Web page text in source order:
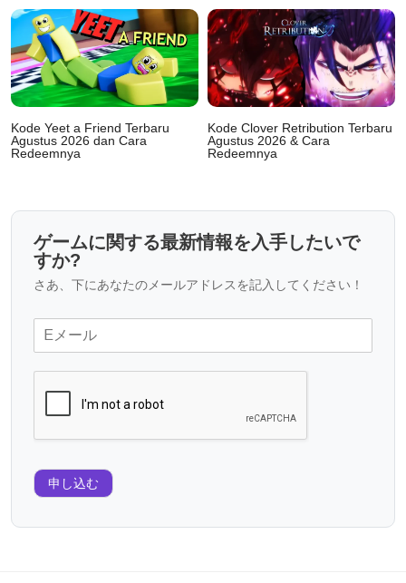
Kode Yeet a Friend Terbaru
Agustus 2026 dan Cara
Redeemnya
Kode Clover Retribution Terbaru
Agustus 2026 & Cara
Redeemnya
ゲームに関する最新情報を入手したいで
すか?
さあ、下にあなたのメールアドレスを記入してください！
申し込む